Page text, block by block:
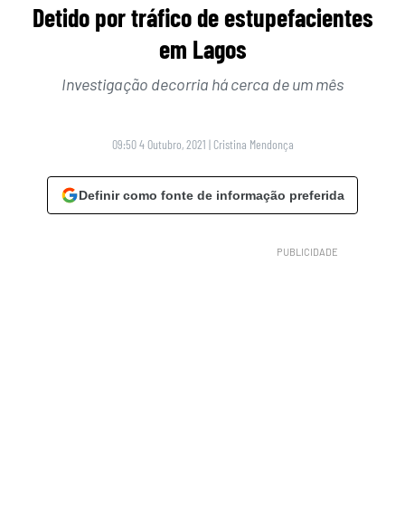
Detido por tráfico de estupefacientes
em Lagos
Investigação decorria há cerca de um mês
09:50 4 Outubro, 2021 | Cristina Mendonça
Definir como fonte de informação preferida